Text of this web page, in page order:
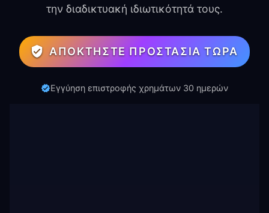
την διαδικτυακή ιδιωτικότητά τους.
ΑΠΟΚΤΉΣΤΕ ΠΡΟΣΤΑΣΊΑ ΤΏΡΑ
Εγγύηση επιστροφής χρημάτων 30 ημερών